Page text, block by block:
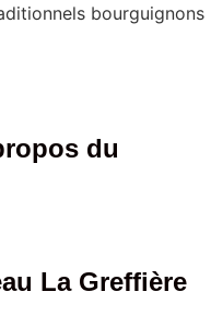
bourguignons
du
La Greffière